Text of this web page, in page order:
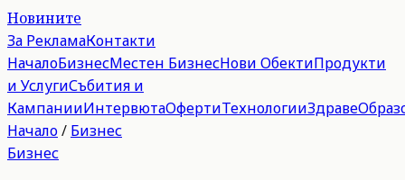
Новините
За РекламаКонтакти
НачалоБизнесМестен БизнесНови ОбектиПродукти
и УслугиСъбития и
КампанииИнтервютаОфертиТехнологииЗдраве
Начало/ Бизнес
Бизнес